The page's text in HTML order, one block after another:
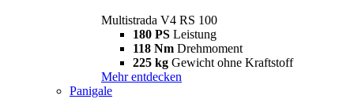
Multistrada V4 RS 100
180 PS Leistung
118 Nm Drehmoment
225 kg Gewicht ohne Kraftstoff
Mehr entdecken
Panigale